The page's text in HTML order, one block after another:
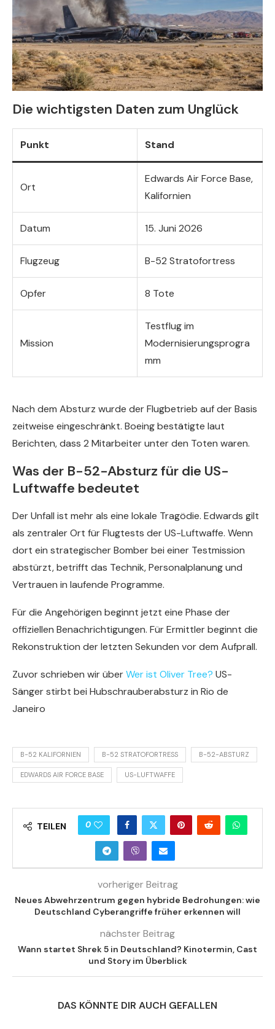
Die wichtigsten Daten zum Unglück
Punkt Stand
Ort
Edwards Air Force Base,
Kalifornien
Datum 15. Juni 2026
Flugzeug B-52 Stratofortress
Opfer 8 Tote
Mission
Testflug im
Modernisierungsprogra
mm
Nach dem Absturz wurde der Flugbetrieb auf der Basis
zeitweise eingeschränkt. Boeing bestätigte laut
Berichten, dass 2 Mitarbeiter unter den Toten waren.
Was der B-52-Absturz für die US-
Luftwaffe bedeutet
Der Unfall ist mehr als eine lokale Tragödie. Edwards gilt
als zentraler Ort für Flugtests der US-Luftwaffe. Wenn
dort ein strategischer Bomber bei einer Testmission
abstürzt, betrifft das Technik, Personalplanung und
Vertrauen in laufende Programme.
Für die Angehörigen beginnt jetzt eine Phase der
offiziellen Benachrichtigungen. Für Ermittler beginnt die
Rekonstruktion der letzten Sekunden vor dem Aufprall.
Zuvor schrieben wir überWer ist Oliver Tree? US-
Sänger stirbt bei Hubschrauberabsturz in Rio de
Janeiro
B-52 KALIFORNIEN B-52 STRATOFORTRESS B-52-ABSTURZ
EDWARDS AIR FORCE BASE US-LUFTWAFFE
TEILEN 0
vorheriger Beitrag
Neues Abwehrzentrum gegen hybride Bedrohungen: wie
Deutschland Cyberangriffe früher erkennen will
nächster Beitrag
Wann startet Shrek 5 in Deutschland? Kinotermin, Cast
und Story im Überblick
DAS KÖNNTE DIR AUCH GEFALLEN